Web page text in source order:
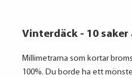
Vinterdäck - 10
Millimetrarna som kortar
100%. Du borde ha ett